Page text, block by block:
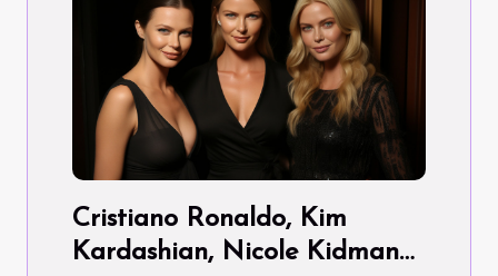
Cristiano Ronaldo, Kim
Kardashian, Nicole Kidman…